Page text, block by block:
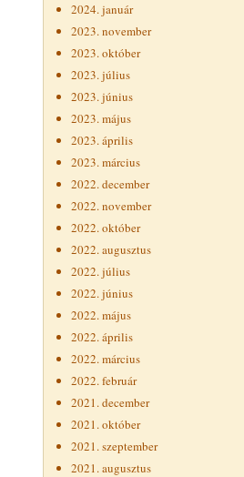
2024. január
2023. november
2023. október
2023. július
2023. június
2023. május
2023. április
2023. március
2022. december
2022. november
2022. október
2022. augusztus
2022. július
2022. június
2022. május
2022. április
2022. március
2022. február
2021. december
2021. október
2021. szeptember
2021. augusztus